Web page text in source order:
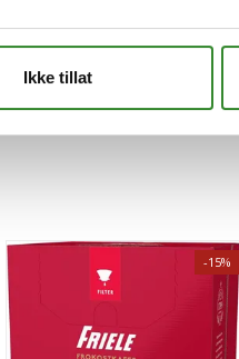
Ikke tillat
-15%